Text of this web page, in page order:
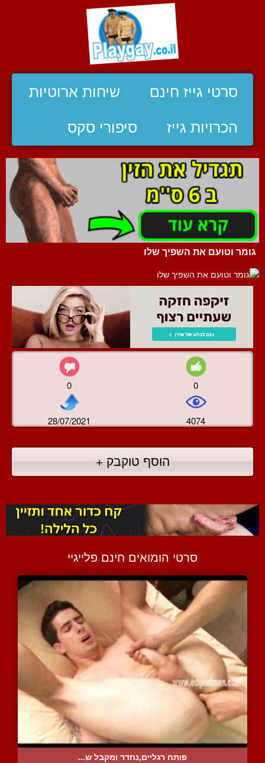
סרטי גייז חינם שיחות ארוטיות
הכרויות גייז סיפורי סקס
גומר וטועם את השפיך שלו
0 0
28/07/2021 4074
הוסף טוקבק +
סרטי הומואים חינם פלייגיי
פותח רגליים,נחדר ומקבל ש...